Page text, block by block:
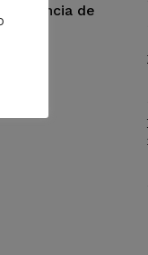
violência de